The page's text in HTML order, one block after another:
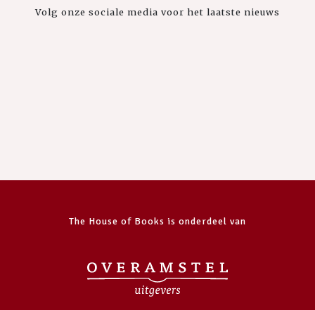
Volg onze sociale media voor het laatste nieuws
The House of Books is onderdeel van